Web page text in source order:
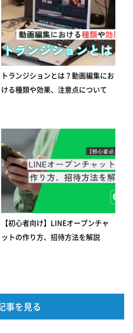
トランジションとは？動画編集にお
ける種類や効果、注意点について
【初心者向け】LINEオープンチャ
ットの作り方、招待方法を解説
事を見る